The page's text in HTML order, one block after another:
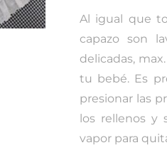
Al igual que
capazo son
delicadas,
tu bebé. Es
presionar las
los rellenos y
vapor para